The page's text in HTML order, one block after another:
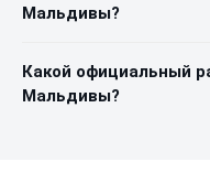
Мальдивы?
Какой официальный
Мальдивы?